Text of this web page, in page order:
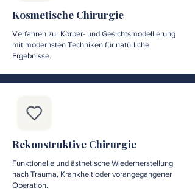
Kosmetische Chirurgie
Verfahren zur Körper- und Gesichtsmodellierung
mit modernsten Techniken für natürliche
Ergebnisse.
Rekonstruktive Chirurgie
Funktionelle und ästhetische Wiederherstellung
nach Trauma, Krankheit oder vorangegangener
Operation.